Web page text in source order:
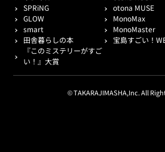
SPRiNG
otona MUSE
GLOW
MonoMax
smart
MonoMaster
田舎暮らしの本
宝島すごい！
『このミステリーがすご
い！』大賞
© TAKARAJIMASHA,Inc. All